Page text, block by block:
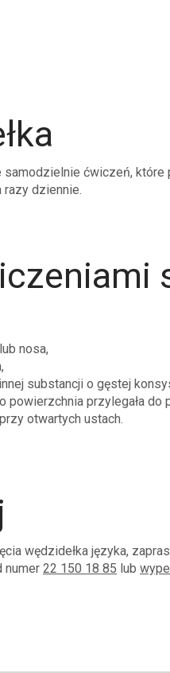
ćwiczeń, które
razy dziennie.
nosa,
substancji o gęstej
przylegała
otwartych ustach.
wędzidełka języka,
numer 22 150 18 85 lub